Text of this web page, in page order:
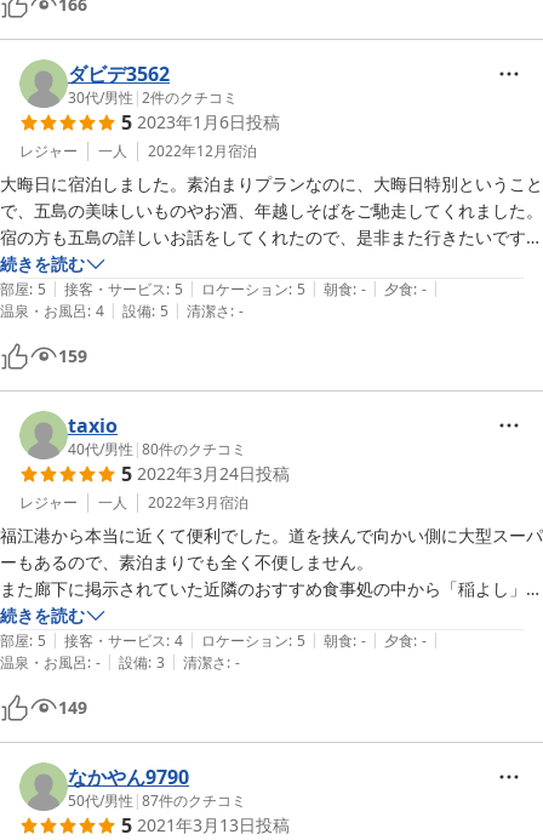
ダビデ3562
30代/男性 |2件のクチコミ
5 2023年1月6日投稿
レジャー 一人 2022年12月宿泊
大晦日に宿泊しました。素泊まりプランなのに、大晦日特別ということ
で、五島の美味しいものやお酒、年越しそばをご馳走してくれました。
宿の方も五島の詳しいお話をしてくれたので、是非また行きたいです。
スーパーなどが近く、立地も良いです。
続きを読む
部屋: 5 | 接客・サービス: 5 | ロケーション: 5 | 朝食: - | 夕食: - |
温泉・お風呂: 4 | 設備: 5 | 清潔さ: -
159
taxio
40代/男性 |80件のクチコミ
5 2022年3月24日投稿
レジャー 一人 2022年3月宿泊
福江港から本当に近くて便利でした。道を挟んで向かい側に大型スーパ
ーもあるので、素泊まりでも全く不便しません。
また廊下に掲示されていた近隣のおすすめ食事処の中から「稲よし」さ
んに伺いましたが、おすすめどおり美味しいうえにボリューム充分なう
えに安い!最高でした!
素泊まりだったので食事は評価なしです。(お風呂も使わずに寝てしま
ったので評価なしです)
続きを読む
部屋: 5 | 接客・サービス: 4 | ロケーション: 5 | 朝食: - | 夕食: - |
温泉・お風呂: - | 設備: 3 | 清潔さ: -
149
なかやん9790
50代/男性 |87件のクチコミ
5 2021年3月13日投稿